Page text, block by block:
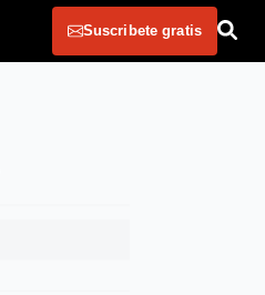
Suscribete gratis